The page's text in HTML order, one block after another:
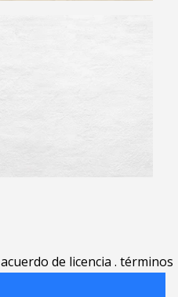
acuerdo de licencia . términos